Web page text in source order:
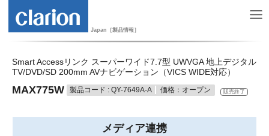
Japan［製品情報］
Smart Accessリンク スーパーワイド7.7型 UWVGA 地上デジタル
TV/DVD/SD 200mm AVナビゲーション（VICS WIDE対応）
MAX775W 製品コード : QY-7649A-A 価格：オープン 販売終了
メディア連携